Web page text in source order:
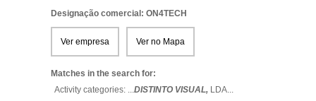
Designação comercial: ON4TECH
Ver empresa Ver no Mapa
Matches in the search for:
Activity categories: ...DISTINTO VISUAL, LDA...